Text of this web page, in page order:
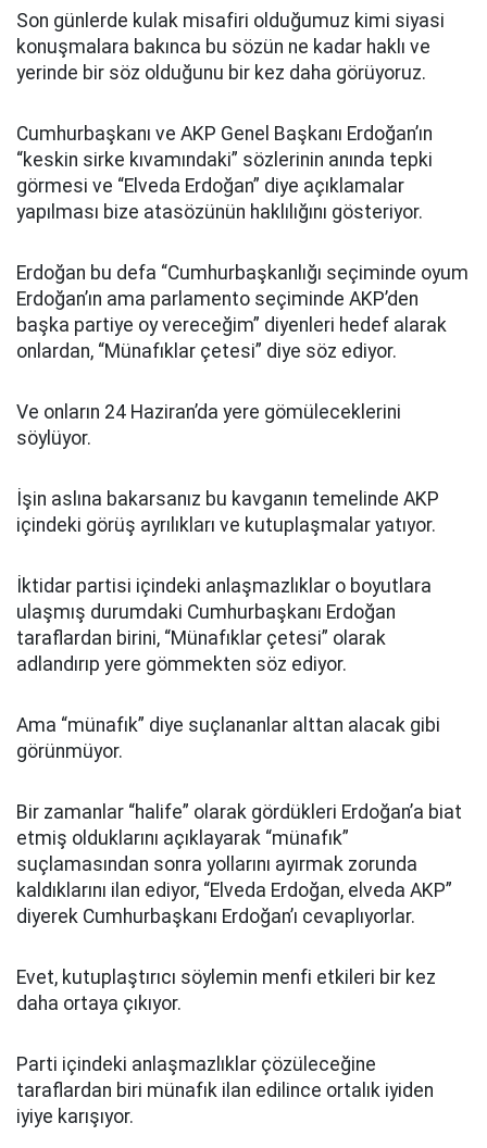
Son günlerde kulak misafiri olduğumuz kimi siyasi
konuşmalara bakınca bu sözün ne kadar haklı ve
yerinde bir söz olduğunu bir kez daha görüyoruz.
Cumhurbaşkanı ve AKP Genel Başkanı Erdoğan’ın
“keskin sirke kıvamındaki” sözlerinin anında tepki
görmesi ve “Elveda Erdoğan” diye açıklamalar
yapılması bize atasözünün haklılığını gösteriyor.
Erdoğan bu defa “Cumhurbaşkanlığı seçiminde oyum
Erdoğan’ın ama parlamento seçiminde AKP’den
başka partiye oy vereceğim” diyenleri hedef alarak
onlardan, “Münafıklar çetesi” diye söz ediyor.
Ve onların 24 Haziran’da yere gömüleceklerini
söylüyor.
İşin aslına bakarsanız bu kavganın temelinde AKP
içindeki görüş ayrılıkları ve kutuplaşmalar yatıyor.
İktidar partisi içindeki anlaşmazlıklar o boyutlara
ulaşmış durumdaki Cumhurbaşkanı Erdoğan
taraflardan birini, “Münafıklar çetesi” olarak
adlandırıp yere gömmekten söz ediyor.
Ama “münafık” diye suçlananlar alttan alacak gibi
görünmüyor.
Bir zamanlar “halife” olarak gördükleri Erdoğan’a biat
etmiş olduklarını açıklayarak “münafık”
suçlamasından sonra yollarını ayırmak zorunda
kaldıklarını ilan ediyor, “Elveda Erdoğan, elveda AKP”
diyerek Cumhurbaşkanı Erdoğan’ı cevaplıyorlar.
Evet, kutuplaştırıcı söylemin menfi etkileri bir kez
daha ortaya çıkıyor.
Parti içindeki anlaşmazlıklar çözüleceğine
taraflardan biri münafık ilan edilince ortalık iyiden
iyiye karışıyor.